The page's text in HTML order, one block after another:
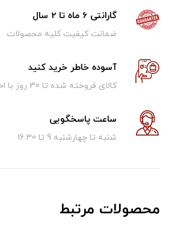
گارانتی 6 ماه تا 2 سال
ضمانت کیفیت کلیه محصولات
آسوده خاطر خرید کنید
کالای فروخته شده تا 30 روز با احترام پس گرفته می شود.
ساعت پاسخگویی
شنبه تا چهارشنبه 9 تا 16.30
محصولات مرتبط